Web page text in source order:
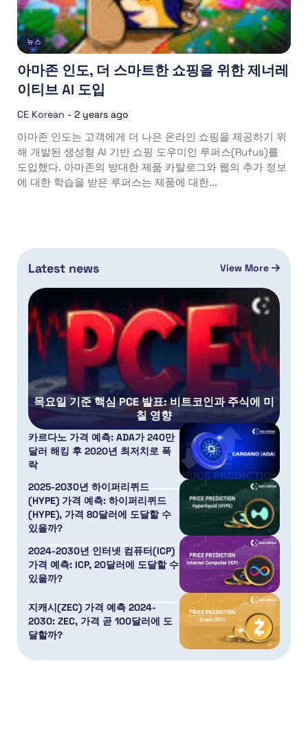
뉴스
아마존 인도, 더 스마트한 쇼핑을 위한 제너레
이티브 AI 도입
CE Korean - 2 years ago
아마존 인도는 고객에게 더 나은 온라인 쇼핑을 제공하기 위
해 개발된 생성형 AI 기반 쇼핑 도우미인 루퍼스(Rufus)를
도입했다. 아마존의 방대한 제품 카탈로그와 웹의 추가 정보
에 대한 학습을 받은 루퍼스는 제품에 대한...
Latest news View More
목요일 기준 핵심 PCE 발표: 비트코인과 주식에 미
칠 영향
카르다노 가격 예측: ADA가 240만
달러 해킹 후 2020년 최저치로 폭
락
2025-2030년 하이퍼리퀴드
(HYPE) 가격 예측: 하이퍼리퀴드
(HYPE), 가격 80달러에 도달할 수
있을까?
2024-2030년 인터넷 컴퓨터(ICP)
가격 예측: ICP, 20달러에 도달할 수
있을까?
지캐시(ZEC) 가격 예측 2024-
2030: ZEC, 가격 곧 100달러에 도
달할까?